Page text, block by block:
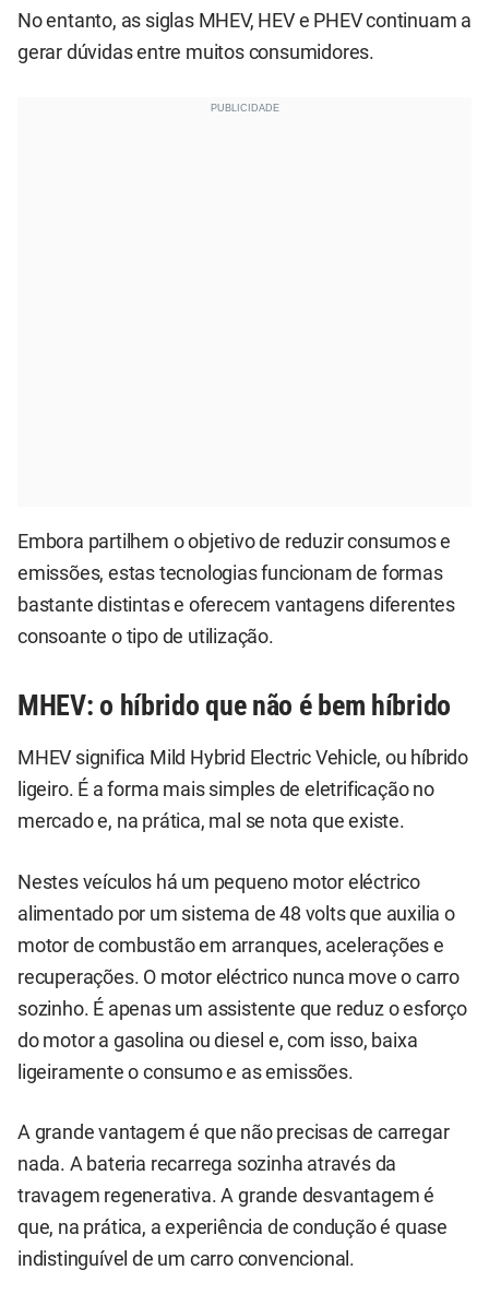
No entanto, as siglas MHEV, HEV e PHEV continuam a
gerar dúvidas entre muitos consumidores.
Embora partilhem o objetivo de reduzir consumos e
emissões, estas tecnologias funcionam de formas
bastante distintas e oferecem vantagens diferentes
consoante o tipo de utilização.
MHEV: o híbrido que não é bem híbrido
MHEV significa Mild Hybrid Electric Vehicle, ou híbrido
ligeiro. É a forma mais simples de eletrificação no
mercado e, na prática, mal se nota que existe.
Nestes veículos há um pequeno motor eléctrico
alimentado por um sistema de 48 volts que auxilia o
motor de combustão em arranques, acelerações e
recuperações. O motor eléctrico nunca move o carro
sozinho. É apenas um assistente que reduz o esforço
do motor a gasolina ou diesel e, com isso, baixa
ligeiramente o consumo e as emissões.
A grande vantagem é que não precisas de carregar
nada. A bateria recarrega sozinha através da
travagem regenerativa. A grande desvantagem é
que, na prática, a experiência de condução é quase
indistinguível de um carro convencional.